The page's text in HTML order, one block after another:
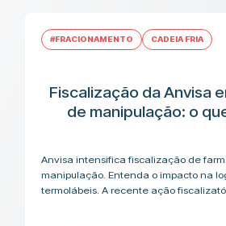
#FRACIONAMENTO CADEIA FRIA
Fiscalização da Anvisa
de manipulação: o
Anvisa intensifica fiscalização de
manipulação. Entenda o impacto na
termolábeis. A recente ação